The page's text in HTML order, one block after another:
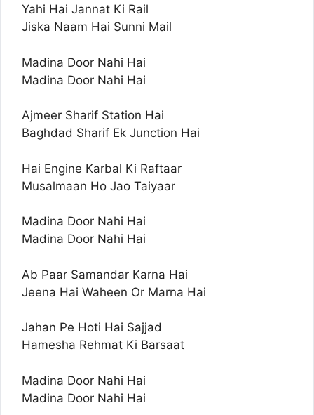
Yahi Hai Jannat Ki Rail
Jiska Naam Hai Sunni Mail
Madina Door Nahi Hai
Madina Door Nahi Hai
Ajmeer Sharif Station Hai
Baghdad Sharif Ek Junction Hai
Hai Engine Karbal Ki Raftaar
Musalmaan Ho Jao Taiyaar
Madina Door Nahi Hai
Madina Door Nahi Hai
Ab Paar Samandar Karna Hai
Jeena Hai Waheen Or Marna Hai
Jahan Pe Hoti Hai Sajjad
Hamesha Rehmat Ki Barsaat
Madina Door Nahi Hai
Madina Door Nahi Hai